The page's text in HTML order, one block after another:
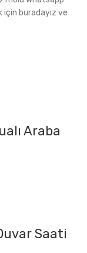
için buradayız ve
Araba
Saati